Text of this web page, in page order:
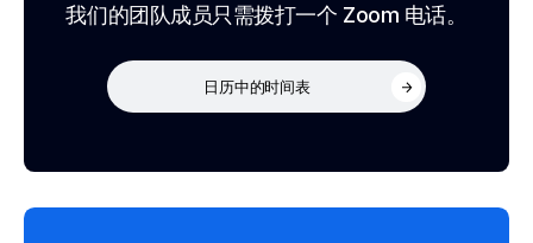
我们的团队成员只需拨打一个 Zoom 电话。
日历中的时间表